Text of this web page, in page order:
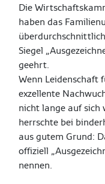
Die
haben das
Siegel
geehrt.
Wenn Leidenschaft
exzellente
nicht lange auf
herrschte bei
aus gutem Grund:
offiziell
nennen.